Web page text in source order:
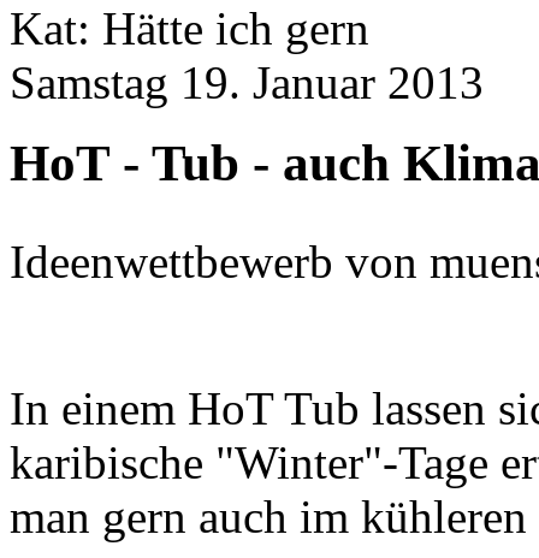
Kat: Hätte ich gern
Samstag 19. Januar 2013
HoT - Tub - auch
Ideenwettbewerb von
In einem HoT Tub lassen
karibische "Winter"-Tage
man gern auch im